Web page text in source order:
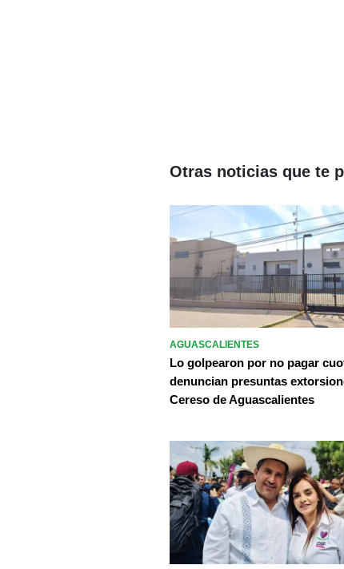
Otras noticias que te
AGUASCALIENTES
Lo golpearon por no pagar
denuncian presuntas
Cereso de Aguascalientes